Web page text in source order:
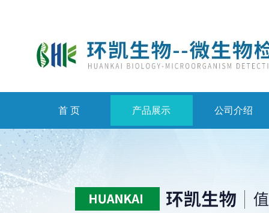
首 页 产品展示 公司介绍